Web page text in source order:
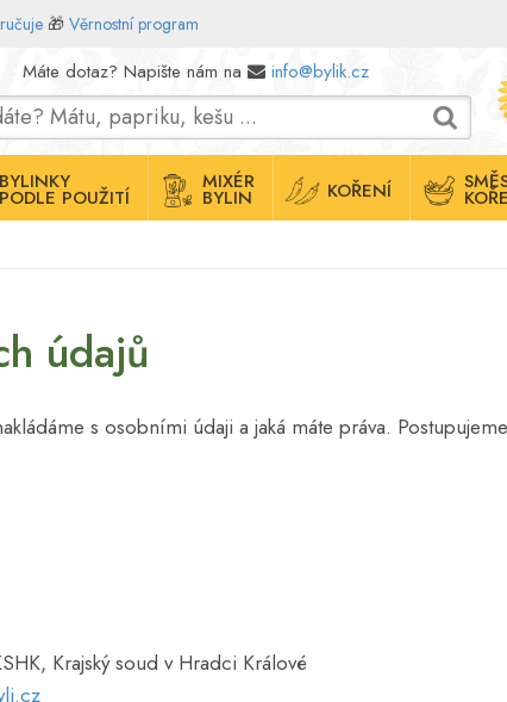
🎁 Věrnostní program
Máte dotaz? Napište nám na info@bylik.cz
BYLINKY
PODLE POUŽITÍ
MIXÉR
BYLIN KOŘENÍ
údajů
s osobními údaji a jaká máte práva.
Krajský soud v Hradci Králové